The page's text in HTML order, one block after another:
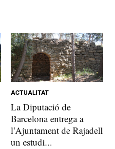
ACTUALITAT
La Diputació de
Barcelona entrega a
l’Ajuntament de Rajadell
un estudi...